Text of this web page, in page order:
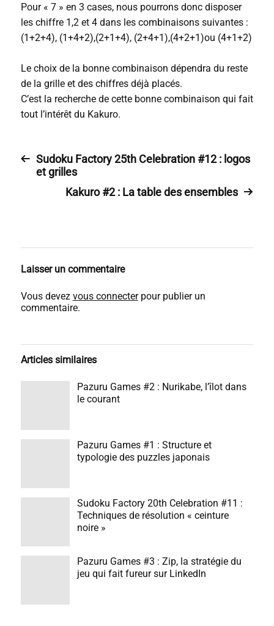
Pour « 7 » en 3 cases, nous pourrons donc disposer
les chiffre 1,2 et 4 dans les combinaisons suivantes :
(1+2+4), (1+4+2),(2+1+4), (2+4+1),(4+2+1)ou (4+1+2)
Le choix de la bonne combinaison dépendra du reste
de la grille et des chiffres déjà placés.
C’est la recherche de cette bonne combinaison qui fait
tout l’intérêt du Kakuro.
Sudoku Factory 25th Celebration #12 : logos
et grilles
Kakuro #2 : La table des ensembles
Laisser un commentaire
Vous devez vous connecterpour publier un
commentaire.
Articles similaires
Pazuru Games #2 : Nurikabe, l’îlot dans
le courant
Pazuru Games #1 : Structure et
typologie des puzzles japonais
Sudoku Factory 20th Celebration #11 :
Techniques de résolution « ceinture
noire »
Pazuru Games #3 : Zip, la stratégie du
jeu qui fait fureur sur LinkedIn